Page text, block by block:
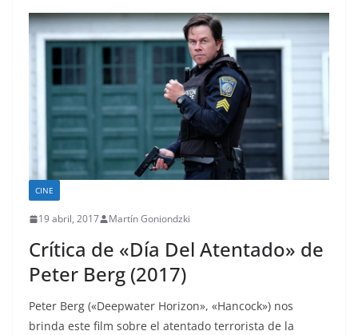
CINE
19 abril, 2017 Martín Goniondzki
Crítica de «Día Del Atentado» de
Peter Berg (2017)
Peter Berg («Deepwater Horizon», «Hancock») nos
brinda este film sobre el atentado terrorista de la